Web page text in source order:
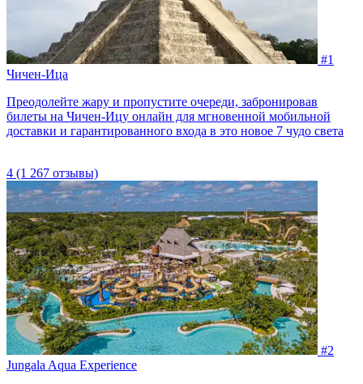
#1
Чичен-Ица
Преодолейте жару и пропустите очереди, забронировав
билеты на Чичен-Ицу онлайн для мгновенной мобильной
доставки и гарантированного входа в это новое 7 чудо света
4 (1 267 отзывы)
#2
Jungala Aqua Experience